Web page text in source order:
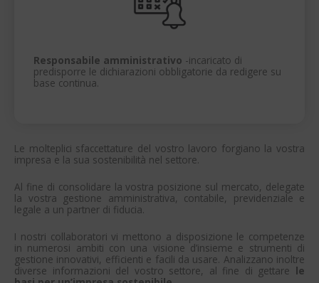
Responsabile amministrativo -incaricato di
predisporre le dichiarazioni obbligatorie da redigere su
base continua.
Le molteplici sfaccettature del vostro lavoro forgiano la vostra
impresa e la sua sostenibilità nel settore.
Al fine di consolidare la vostra posizione sul mercato, delegate
la vostra gestione amministrativa, contabile, previdenziale e
legale a un partner di fiducia.
I nostri collaboratori vi mettono a disposizione le competenze
in numerosi ambiti con una visione d’insieme e strumenti di
gestione innovativi, efficienti e facili da usare. Analizzano inoltre
diverse informazioni del vostro settore, al fine di gettare le